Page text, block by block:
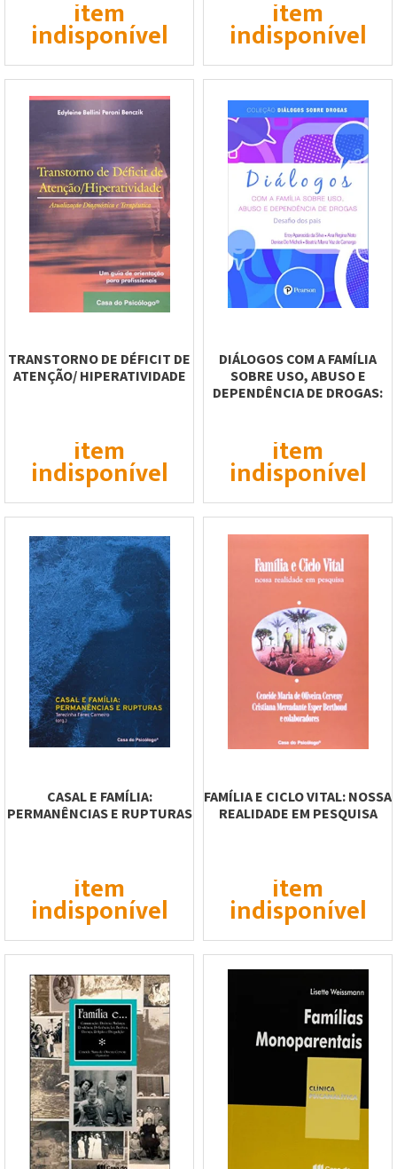
item
indisponível
item
indisponível
TRANSTORNO DE DÉFICIT DE
ATENÇÃO/ HIPERATIVIDADE
item
indisponível
DIÁLOGOS COM A FAMÍLIA
SOBRE USO, ABUSO E
DEPENDÊNCIA DE DROGAS:
item
indisponível
CASAL E FAMÍLIA:
PERMANÊNCIAS E RUPTURAS
item
indisponível
FAMÍLIA E CICLO VITAL: NOSSA
REALIDADE EM PESQUISA
item
indisponível